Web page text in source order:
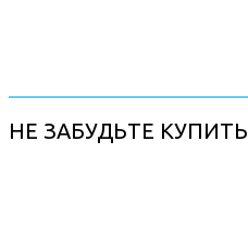
НЕ ЗАБУДЬТЕ КУПИТЬ